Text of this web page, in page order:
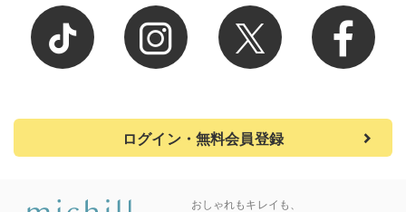
ログイン・無料会員登録
おしゃれもキレイも、